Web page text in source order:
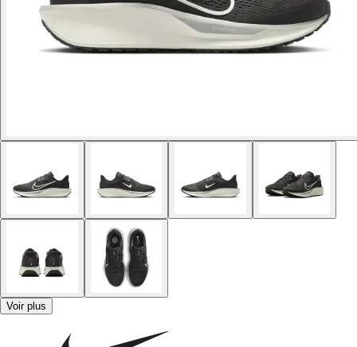
Voir plus